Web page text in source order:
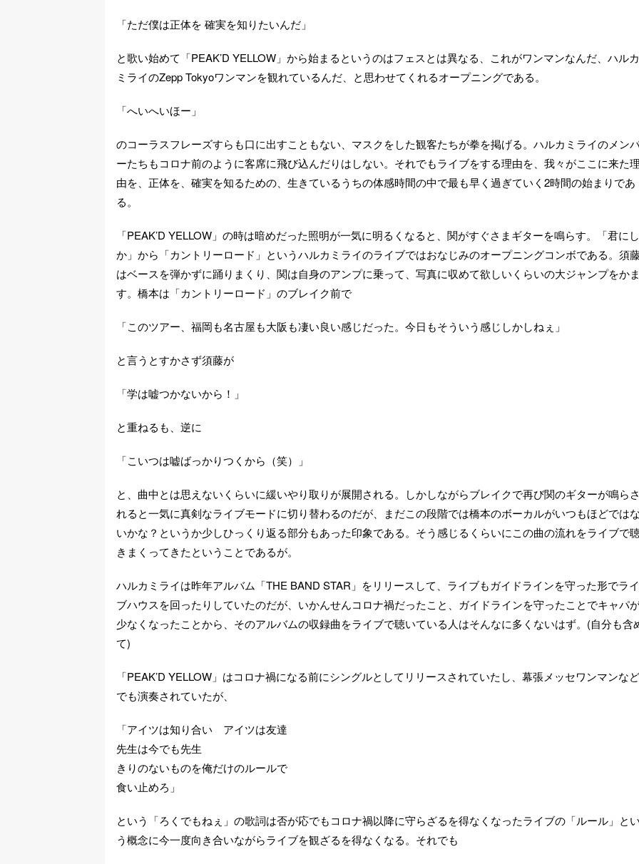
「ただ僕は正体を 確実を知りたいんだ」
と歌い始めて「PEAK’D YELLOW」から始まるというのはフェスとは異なる、これがワンマンなんだ、ハルカ
ミライのZepp Tokyoワンマンを観れているんだ、と思わせてくれるオープニングである。
「へいへいほー」
のコーラスフレーズすらも口に出すこともない、マスクをした観客たちが拳を掲げる。ハルカミライのメン
ーたちもコロナ前のように客席に飛び込んだりはしない。それでもライブをする理由を、我々がここに来た理
由を、正体を、確実を知るための、生きているうちの体感時間の中で最も早く過ぎていく2時間の始まりであ
る。
「PEAK’D YELLOW」の時は暗めだった照明が一気に明るくなると、関がすぐさまギターを鳴らす。「君にし
か」から「カントリーロード」というハルカミライのライブではおなじみのオープニングコンボである。須
はベースを弾かずに踊りまくり、関は自身のアンプに乗って、写真に収めて欲しいくらいの大ジャンプをかま
す。橋本は「カントリーロード」のブレイク前で
「このツアー、福岡も名古屋も大阪も凄い良い感じだった。今日もそういう感じしかしねぇ」
と言うとすかさず須藤が
「学は嘘つかないから！」
と重ねるも、逆に
「こいつは嘘ばっかりつくから（笑）」
と、曲中とは思えないくらいに緩いやり取りが展開される。しかしながらブレイクで再び関のギターが鳴らさ
れると一気に真剣なライブモードに切り替わるのだが、まだこの段階では橋本のボーカルがいつもほどではな
いかな？というか少しひっくり返る部分もあった印象である。そう感じるくらいにこの曲の流れをライブで
きまくってきたということであるが。
ハルカミライは昨年アルバム「THE BAND STAR」をリリースして、ライブもガイドラインを守った形でライ
ブハウスを回ったりしていたのだが、いかんせんコロナ禍だったこと、ガイドラインを守ったことでキャパ
少なくなったことから、そのアルバムの収録曲をライブで聴いている人はそんなに多くないはず。(自分も含
て)
「PEAK’D YELLOW」はコロナ禍になる前にシングルとしてリリースされていたし、幕張メッセワンマンなど
でも演奏されていたが、
「アイツは知り合い アイツは友達
先生は今でも先生
きりのないものを俺だけのルールで
食い止めろ」
という「ろくでもねぇ」の歌詞は否が応でもコロナ禍以降に守らざるを得なくなったライブの「ルール」とい
う概念に今一度向き合いながらライブを観ざるを得なくなる。それでも